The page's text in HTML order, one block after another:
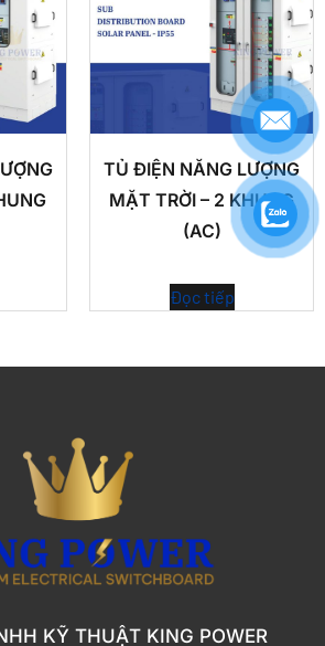
TỦ ĐIỆN NĂNG LƯỢNG
MẶT TRỜI – 2 KHUNG
(AC)
Đọc tiếp
KỸ THUẬT KING POWER